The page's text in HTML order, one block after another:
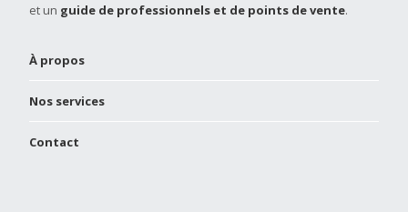
et un guide de professionnels et de points de vente.
À propos
Nos services
Contact